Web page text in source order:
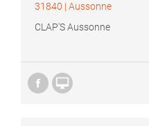
31840 | Aussonne
CLAP'S Aussonne
